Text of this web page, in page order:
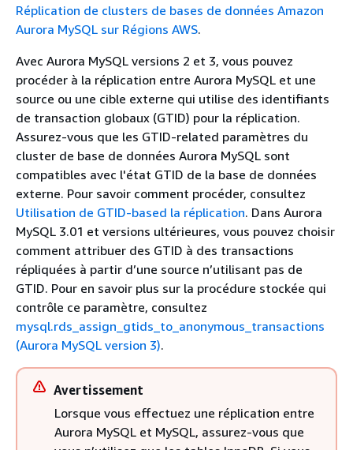
Réplication de clusters de bases de données Amazon
Aurora MySQL sur Régions AWS.
Avec Aurora MySQL versions 2 et 3, vous pouvez
procéder à la réplication entre Aurora MySQL et une
source ou une cible externe qui utilise des identifiants
de transaction globaux (GTID) pour la réplication.
Assurez-vous que les GTID-related paramètres du
cluster de base de données Aurora MySQL sont
compatibles avec l'état GTID de la base de données
externe. Pour savoir comment procéder, consultez
Utilisation de GTID-based la réplication. Dans Aurora
MySQL 3.01 et versions ultérieures, vous pouvez choisir
comment attribuer des GTID à des transactions
répliquées à partir d’une source n’utilisant pas de
GTID. Pour en savoir plus sur la procédure stockée qui
contrôle ce paramètre, consultez
mysql.rds_assign_gtids_to_anonymous_transactions
(Aurora MySQL version 3).
Avertissement
Lorsque vous effectuez une réplication entre
Aurora MySQL et MySQL, assurez-vous que